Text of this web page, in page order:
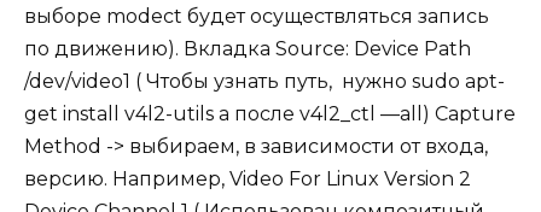
выборе modect будет осуществляться запись
по движению). Вкладка Source: Device Path
/dev/video1 ( Чтобы узнать путь, нужно sudo apt-
get install v4l2-utils а после v4l2_ctl —all) Capture
Method -> выбираем, в зависимости от входа,
версию. Например, Video For Linux Version 2